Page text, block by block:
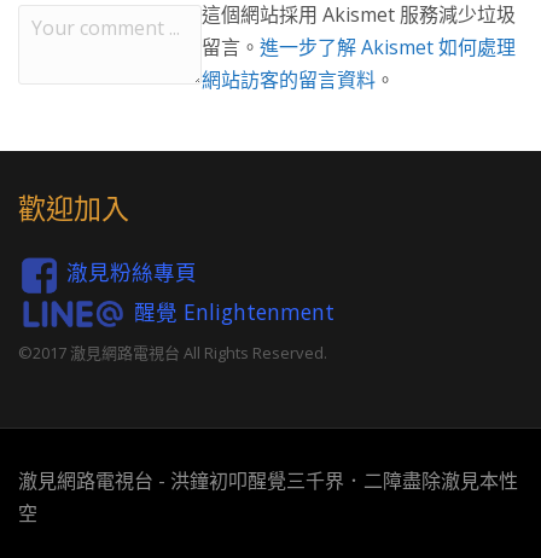
這個網站採用 Akismet 服務減少垃圾
留言。 進一步了解 Akismet 如何處理
網站訪客的留言資料 。
歡迎加入
澈見粉絲專頁
醒覺 Enlightenment
©2017 澈見網路電視台 All Rights Reserved.
澈見網路電視台 - 洪鐘初叩醒覺三千界．二障盡除澈見本性
空